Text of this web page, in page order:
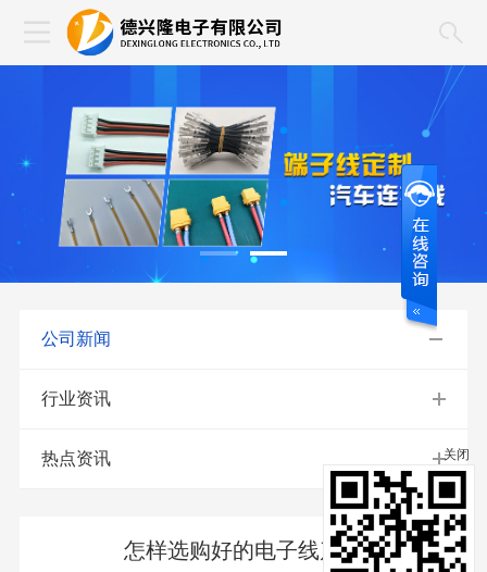
关闭
公司新闻
行业资讯
热点资讯
怎样选购好的电子线产品